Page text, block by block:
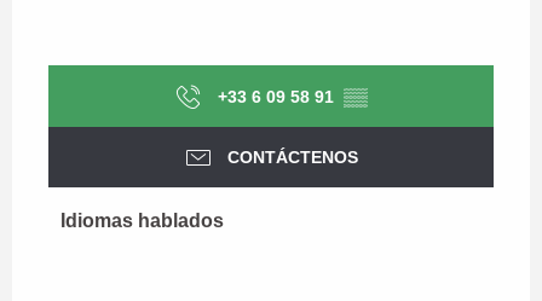
+33 6 09 58 91 ▒▒
CONTÁCTENOS
Idiomas hablados
Idiomas hablados